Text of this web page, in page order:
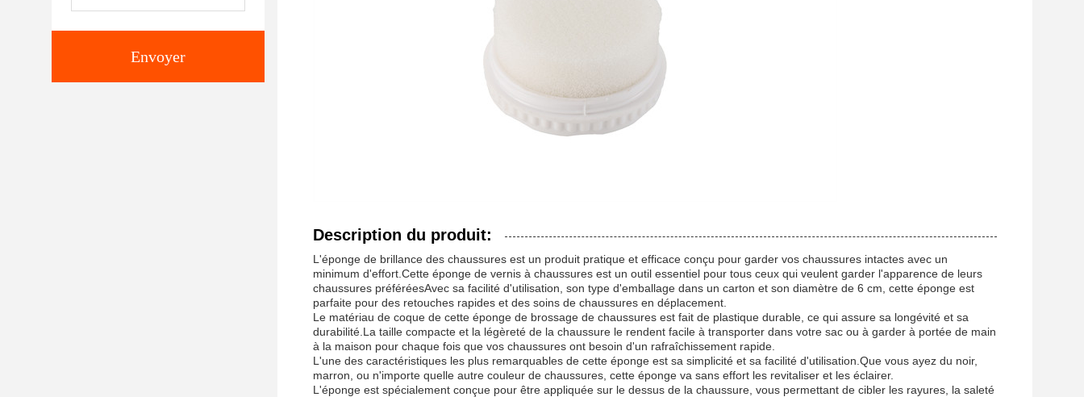
Envoyer
Description du produit:
L'éponge de brillance des chaussures est un produit pratique et efficace conçu pour garder vos chaussures intactes avec un
minimum d'effort.Cette éponge de vernis à chaussures est un outil essentiel pour tous ceux qui veulent garder l'apparence de leurs
chaussures préféréesAvec sa facilité d'utilisation, son type d'emballage dans un carton et son diamètre de 6 cm, cette éponge est
parfaite pour des retouches rapides et des soins de chaussures en déplacement.
Le matériau de coque de cette éponge de brossage de chaussures est fait de plastique durable, ce qui assure sa longévité et sa
durabilité.La taille compacte et la légèreté de la chaussure le rendent facile à transporter dans votre sac ou à garder à portée de main
à la maison pour chaque fois que vos chaussures ont besoin d'un rafraîchissement rapide.
L'une des caractéristiques les plus remarquables de cette éponge est sa simplicité et sa facilité d'utilisation.Que vous ayez du noir,
marron, ou n'importe quelle autre couleur de chaussures, cette éponge va sans effort les revitaliser et les éclairer.
L'éponge est spécialement conçue pour être appliquée sur le dessus de la chaussure, vous permettant de cibler les rayures, la saleté